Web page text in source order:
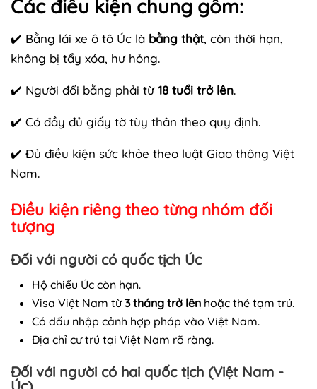
Các điều kiện chung gồm:
✔️ Bằng lái xe ô tô Úc là bằng thật, còn thời hạn,
không bị tẩy xóa, hư hỏng.
✔️ Người đổi bằng phải từ18 tuổi trở lên.
✔️ Có đầy đủ giấy tờ tùy thân theo quy định.
✔️ Đủ điều kiện sức khỏe theo luật Giao thông Việt
Nam.
Điều kiện riêng theo từng nhóm đối
tượng
Đối với người có quốc tịch Úc
Hộ chiếu Úc còn hạn.
Visa Việt Nam từ3 tháng trở lên hoặc thẻ tạm trú.
Có dấu nhập cảnh hợp pháp vào Việt Nam.
Địa chỉ cư trú tại Việt Nam rõ ràng.
Đối với người có hai quốc tịch (Việt Nam -